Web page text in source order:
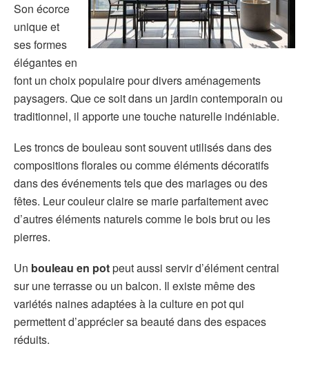
Son écorce
unique et
ses formes
élégantes en
font un choix populaire pour divers aménagements
paysagers. Que ce soit dans un jardin contemporain ou
traditionnel, il apporte une touche naturelle indéniable.
Les troncs de bouleau sont souvent utilisés dans des
compositions florales ou comme éléments décoratifs
dans des événements tels que des mariages ou des
fêtes. Leur couleur claire se marie parfaitement avec
d’autres éléments naturels comme le bois brut ou les
pierres.
Un bouleau en potpeut aussi servir d’élément central
sur une terrasse ou un balcon. Il existe même des
variétés naines adaptées à la culture en pot qui
permettent d’apprécier sa beauté dans des espaces
réduits.